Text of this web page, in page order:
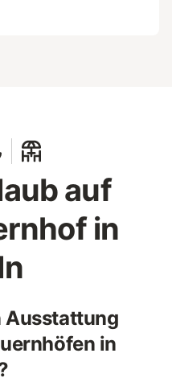
auf
in
Ausstattung
in